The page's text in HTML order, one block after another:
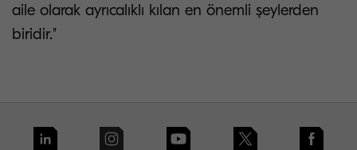
aile olarak ayrıcalıklı kılan en önemli şeylerden
biridir."